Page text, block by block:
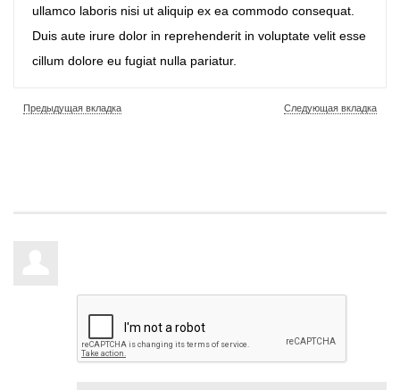
ullamco laboris nisi ut aliquip ex ea commodo consequat.
Duis aute irure dolor in reprehenderit in voluptate velit esse
cillum dolore eu fugiat nulla pariatur.
Предыдущая вкладка Следующая вкладка